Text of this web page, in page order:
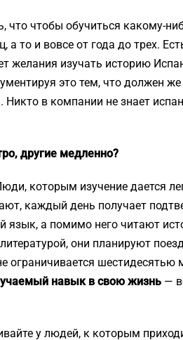
чтобы обучиться какому-
а то и вовсе от года до трех.
желания изучать историю
это тем, что должен
в компании не знает
другие медленно?
которым изучение дается
каждый день получает
язык, а помимо него читают
они планируют
ограничивается шестидесятью
навык в свою жизнь —
у людей, к которым